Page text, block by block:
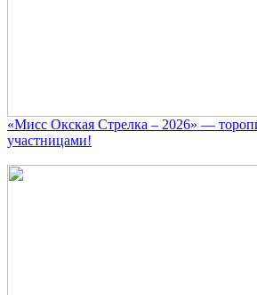
«Мисс Окская Стрелка – 2026» —
участницами!